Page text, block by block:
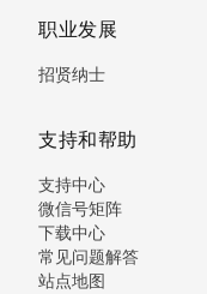
职业发展
招贤纳士
支持和帮助
支持中心
微信号矩阵
下载中心
常见问题解答
站点地图